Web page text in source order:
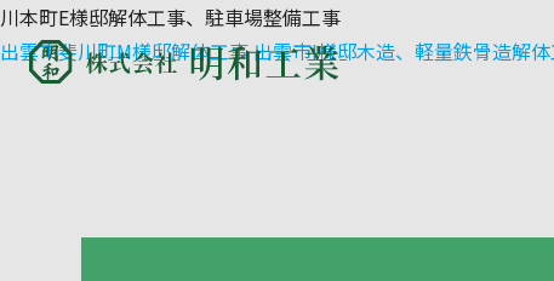
川本町E様邸解体工事、駐車場整備工事
出雲市斐川町M様邸解体工事出雲市I様邸木造、軽量鉄骨造解